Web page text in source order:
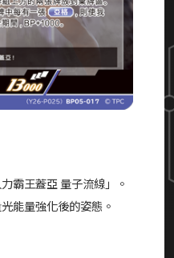
霸王蓋亞 量子流線」。
能量強化後的姿態。